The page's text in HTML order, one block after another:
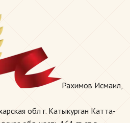
Рахимов Исмаил,
обл г. Катыкурган Катта-